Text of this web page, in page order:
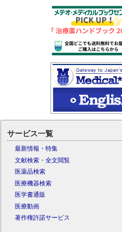
サービス一覧
最新情報・特集
文献検索・全文閲覧
医薬品検索
医療機器検索
医学書通販
医療動画
著作権許諾サービス